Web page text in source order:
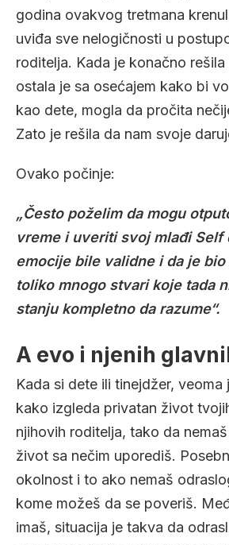
godina ovakvog tretmana
uviđa sve nelogičnosti u
roditelja. Kada je konačno
ostala je sa osećajem kako bi
kao dete, mogla da pročita
Zato je rešila da nam svoje
Ovako počinje:
„Često poželim da mogu
vreme i uveriti svoj mlađi Self
emocije bile validne i da je bio
toliko mnogo stvari koje tada
stanju kompletno da razume“.
A evo i njenih
Kada si dete ili tinejdžer,
kako izgleda privatan život
njihovih roditelja, tako da
život sa nečim uporediš.
okolnost i to ako nemaš
kome možeš da se poveriš.
imaš, situacija je takva da